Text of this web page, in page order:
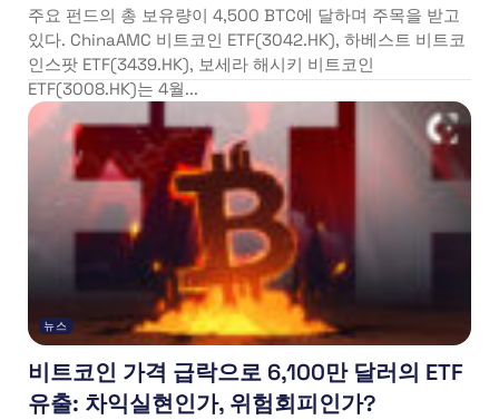
주요 펀드의 총 보유량이 4,500 BTC에 달하며 주목을 받고
있다. ChinaAMC 비트코인 ETF(3042.HK), 하베스트 비트코
인스팟 ETF(3439.HK), 보세라 해시키 비트코인
ETF(3008.HK)는 4월...
뉴스
비트코인 가격 급락으로 6,100만 달러의 ETF
유출: 차익실현인가, 위험회피인가?